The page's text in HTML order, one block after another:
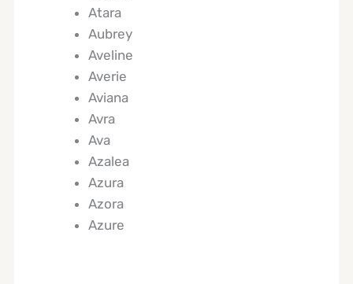
Atara
Aubrey
Aveline
Averie
Aviana
Avra
Ava
Azalea
Azura
Azora
Azure